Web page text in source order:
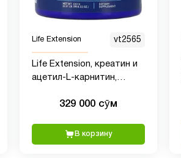
Life Extension vt2565
Life Extension, креатин и
ацетил-L-карнитин,
фунта)329 000 сӯм
В корзину